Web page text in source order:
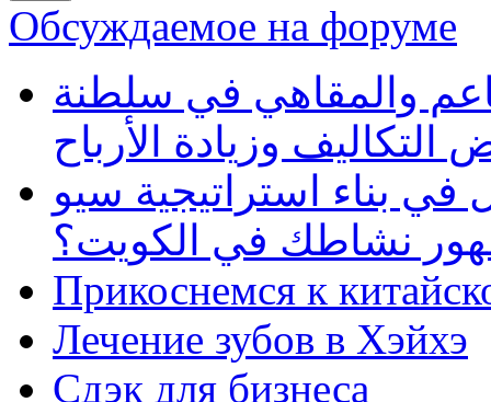
Обсуждаемое на форуме
والمقاهي في سلطنة
وزيادة الأرباح
بناء استراتيجية سيو
نشاطك في الكويت؟
Прикоснемся к
Лечение зубов в Хэйхэ
Сдэк для бизнеса